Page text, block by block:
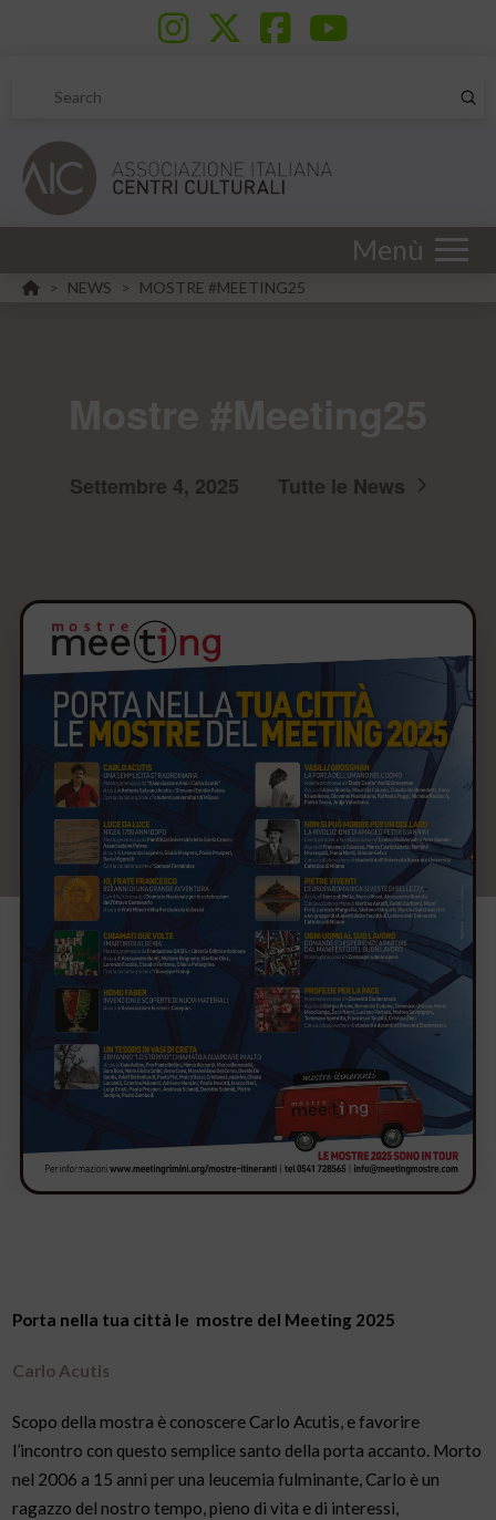
Search
Menù
HOME
> NEWS > MOSTRE #MEETING25
Settembre 4, 2025 Tutte le News
Porta nella tua città le mostre del Meeting 2025
Carlo Acutis
Scopo della mostra è conoscere Carlo Acutis, e favorire
l’incontro con questo semplice santo della porta accanto. Morto
nel 2006 a 15 anni per una leucemia fulminante, Carlo è un
ragazzo del nostro tempo, pieno di vita e di interessi,